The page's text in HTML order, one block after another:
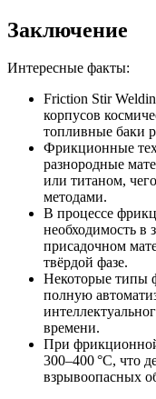
Заключение
Интересные факты:
Friction Stir
корпусов
топливные баки
Фрикционные
разнородные
или титаном,
методами.
В процессе
необходимость в
присадочном
твёрдой фазе.
Некоторые типы
полную
времени.
При
300–400 °C, что
взрывоопасных